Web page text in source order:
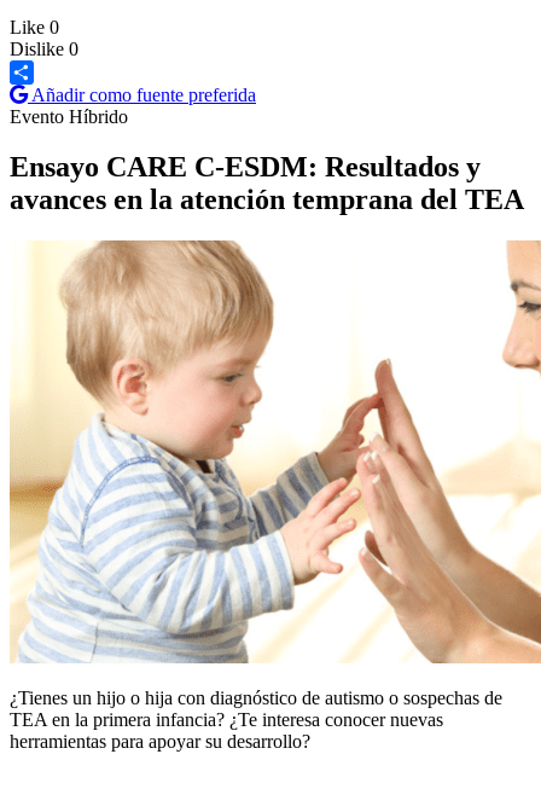
Like 0
Dislike 0
Share
Añadir como fuente preferida
Evento Híbrido
Ensayo CARE C-ESDM: Resultados y
avances en la atención temprana del TEA
¿Tienes un hijo o hija con diagnóstico de autismo o sospechas de
TEA en la primera infancia? ¿Te interesa conocer nuevas
herramientas para apoyar su desarrollo?